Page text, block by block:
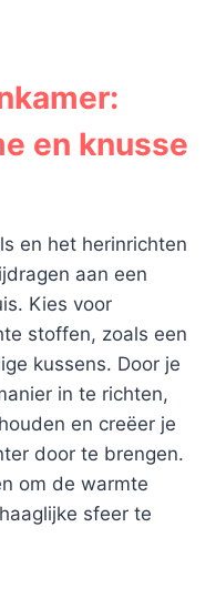
en knusse
en het herinrichten
aan een
Kies voor
stoffen, zoals een
kussens. Door je
in te richten,
en creëer je
door te brengen.
om de warmte
sfeer te